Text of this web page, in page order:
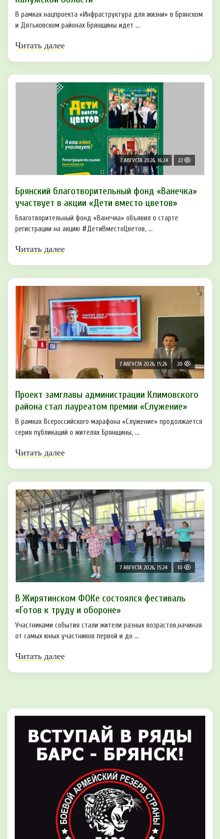
В рамках нацпроекта «Инфраструктура для жизни» в Брянском
и Дятьковском районах Брянщины идет ...
Читать далее
7 АВГУСТА 2026, 16:24 22
Брянский благотворительный фонд «Ванечка»
участвует в акции «Дети вместо цветов»
Благотворительный фонд «Ванечка» объявил о старте
регистрации на акцию #ДетиВместоЦветов, ...
Читать далее
7 АВГУСТА 2026, 15:26 20
Проект замглавы администрации Климовского
района стал лауреатом премии «Служение»
В рамках Всероссийского марафона «Служение» продолжается
серия публикаций о жителях Брянщины, ...
Читать далее
7 АВГУСТА 2026, 15:24 10
В Жирятинском ФОКе состоялся фестиваль
«Готов к труду и обороне»
Участниками события стали жители разных возрастов,начиная
от самых юных участников первой и до ...
Читать далее